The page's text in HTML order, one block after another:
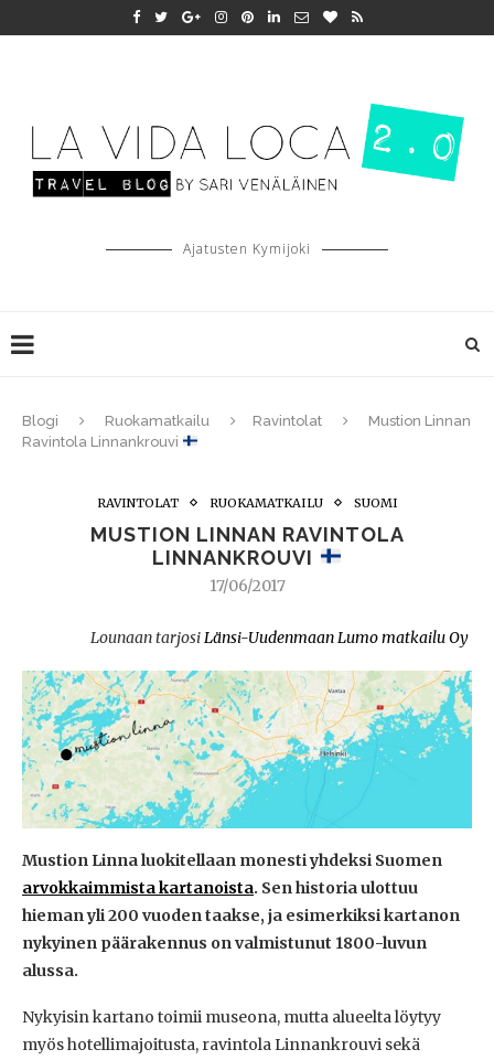
Ajatusten Kymijoki
Blogi Ruokamatkailu Ravintolat
Mustion Linnan
Ravintola Linnankrouvi
RAVINTOLAT RUOKAMATKAILU SUOMI
MUSTION LINNAN RAVINTOLA
LINNANKROUVI
17/06/2017
Lounaan tarjosi Länsi-Uudenmaan Lumo matkailu Oy
Mustion Linna luokitellaan monesti yhdeksi Suomen
arvokkaimmista kartanoista. Sen historia ulottuu
hieman yli 200 vuoden taakse, ja esimerkiksi kartanon
nykyinen päärakennus on valmistunut 1800-luvun
alussa.
Nykyisin kartano toimii museona, mutta alueelta löytyy
myös hotellimajoitusta, ravintola Linnankrouvi sekä